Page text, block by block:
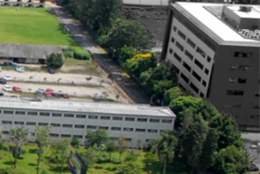
MATRÍCULAS